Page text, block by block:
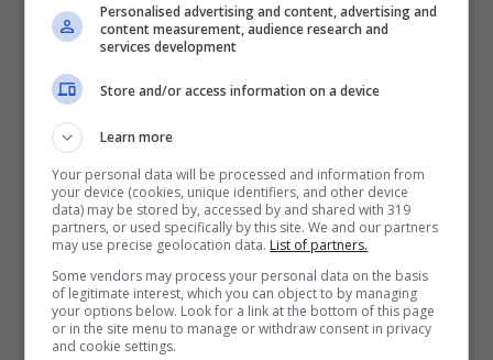
Pagine:1 2 3 4 5 6
Articoli recenti
Bellezza
Ritmi frenetici e pelle:
ogni giorno
Bellezza
Creme viso idratanti per
Personalised advertising and content, advertising and
content measurement, audience research and
services development
Store and/or access information on a device
Learn more
Your personal data will be processed and information from
your device (cookies, unique identifiers, and other device
data) may be stored by, accessed by and shared with 319
partners, or used specifically by this site. We and our partners
may use precise geolocation data. List of partners.
Some vendors may process your personal data on the basis
of legitimate interest, which you can object to by managing
your options below. Look for a link at the bottom of this page
or in the site menu to manage or withdraw consent in privacy
and cookie settings.